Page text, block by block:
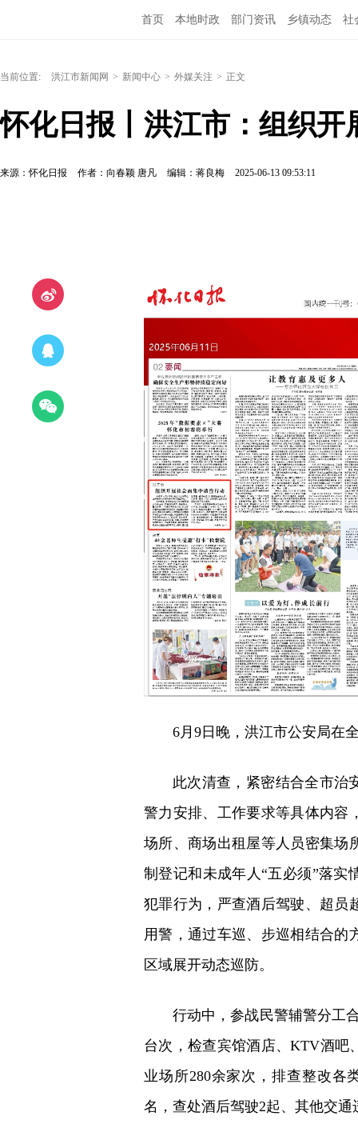
首页 本地时政 部门资讯 乡镇动态 社
当前位置: 洪江市新闻网 > 新闻中心 > 外媒关注 > 正文
怀化日报丨洪江市：组织开
来源：怀化日报 作者：向春颖 唐凡 编辑：蒋良梅 2025-06-13 09:53:11
6月9日晚，洪江市公安局在
此次清查，紧密结合全市治
警力安排、工作要求等具体内容
场所、商场出租屋等人员密集场
制登记和未成年人“五必须”落实
犯罪行为，严查酒后驾驶、超员
用警，通过车巡、步巡相结合的
区域展开动态巡防。
行动中，参战民警辅警分工
台次，检查宾馆酒店、KTV酒吧
业场所280余家次，排查整改各
名，查处酒后驾驶2起、其他交通